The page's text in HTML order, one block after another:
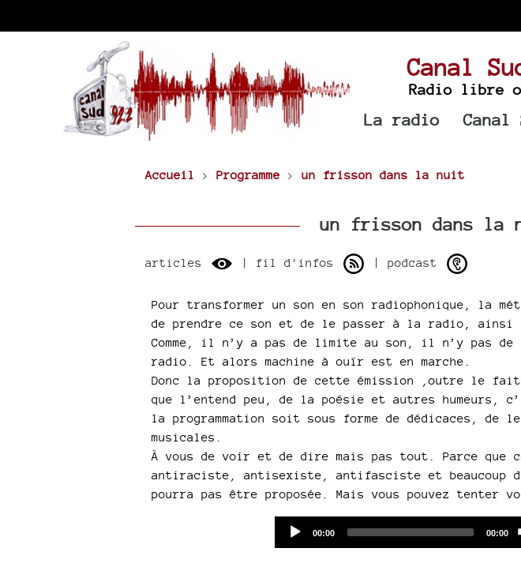
Canal
Radio libre
La radio Canal
Accueil > Programme > un frisson dans la nuit
un frisson dans la
articles | fil d'infos | podcast
Pour transformer un son en son radiophonique, la
de prendre ce son et de le passer à la radio, ainsi
Comme, il n’y a pas de limite au son, il n’y pas
radio. Et alors machine à ouïr est en marche.
Donc la proposition de cette émission ,outre le fait
que l’entend peu, de la poésie et autres humeurs,
la programmation soit sous forme de dédicaces, de
musicales.
À vous de voir et de dire mais pas tout. Parce que
antiraciste, antisexiste, antifasciste et beaucoup
pourra pas être proposée. Mais vous pouvez tenter
Current
00:00
Total
00:00